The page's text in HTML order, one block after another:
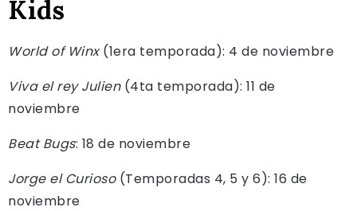
Kids
World of Winx(1era temporada): 4 de noviembre
Viva el rey Julien(4ta temporada): 11 de
noviembre
Beat Bugs: 18 de noviembre
Jorge el Curioso(Temporadas 4, 5 y 6): 16 de
noviembre